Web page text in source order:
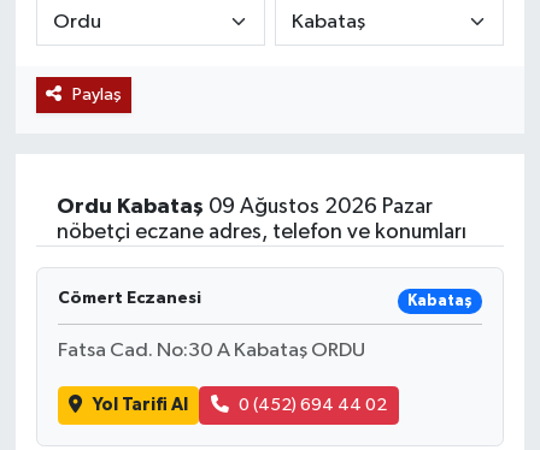
Paylaş
Ordu Kabataş 09 Ağustos 2026 Pazar
nöbetçi eczane adres, telefon ve konumları
Cömert Eczanesi Kabataş
Fatsa Cad. No:30 A Kabataş ORDU
Yol Tarifi Al 0 (452) 694 44 02
Siyaset
Teknoloji
Muş
Hasköy
Korkut
Bulanık